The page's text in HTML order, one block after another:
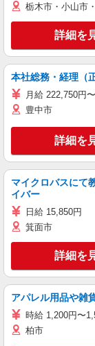
栃木市・小山市
詳細を
本社総務・経理（
月給 222,750円
豊中市
詳細を
マイクロバスにて
イバー
日給 15,850円
箕面市
詳細を
アパレル用品や雑
時給 1,200円〜
柏市